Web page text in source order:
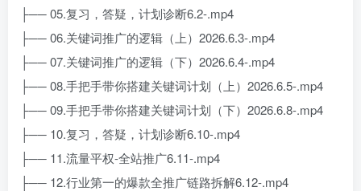
├── 05.复习，答疑，计划诊断6.2-.mp4
├── 06.关键词推广的逻辑（上）2026.6.3-.mp4
├── 07.关键词推广的逻辑（下）2026.6.4-.mp4
├── 08.手把手带你搭建关键词计划（上）2026.6.5-.mp4
├── 09.手把手带你搭建关键词计划（下）2026.6.8-.mp4
├── 10.复习，答疑，计划诊断6.10-.mp4
├── 11.流量平权-全站推广6.11-.mp4
├── 12.行业第一的爆款全推广链路拆解6.12-.mp4